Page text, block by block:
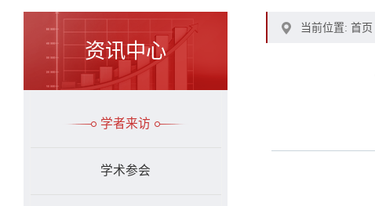
资讯中心
学者来访
学术参会
当前位置: 首页